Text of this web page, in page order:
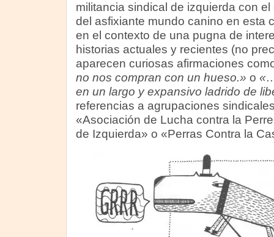
militancia sindical de izquierda con
del asfixiante mundo canino en esta
en el contexto de una pugna de
historias actuales y recientes (no
aparecen curiosas afirmaciones
no nos compran con un hueso.» o
en un largo y expansivo ladrido de
referencias a agrupaciones
«Asociación de Lucha contra la
de Izquierda» o «Perras Contra la